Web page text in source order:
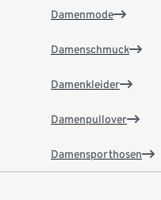
Damenmode
Damenschmuck
Damenkleider
Damenpullover
Damensporthosen